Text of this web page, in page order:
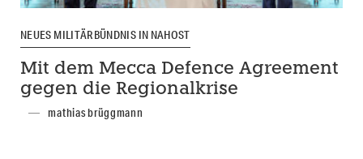
NEUES MILITÄRBÜNDNIS IN NAHOST
Mit dem Mecca Defence Agreement
gegen die Regionalkrise
mathias brüggmann